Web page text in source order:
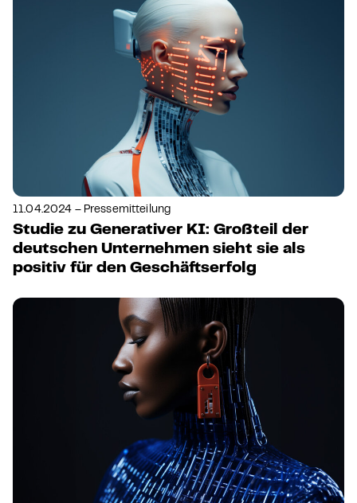
11.04.2024 – Pressemitteilung
Studie zu Generativer KI: Großteil der
deutschen Unternehmen sieht sie als
positiv für den Geschäftserfolg